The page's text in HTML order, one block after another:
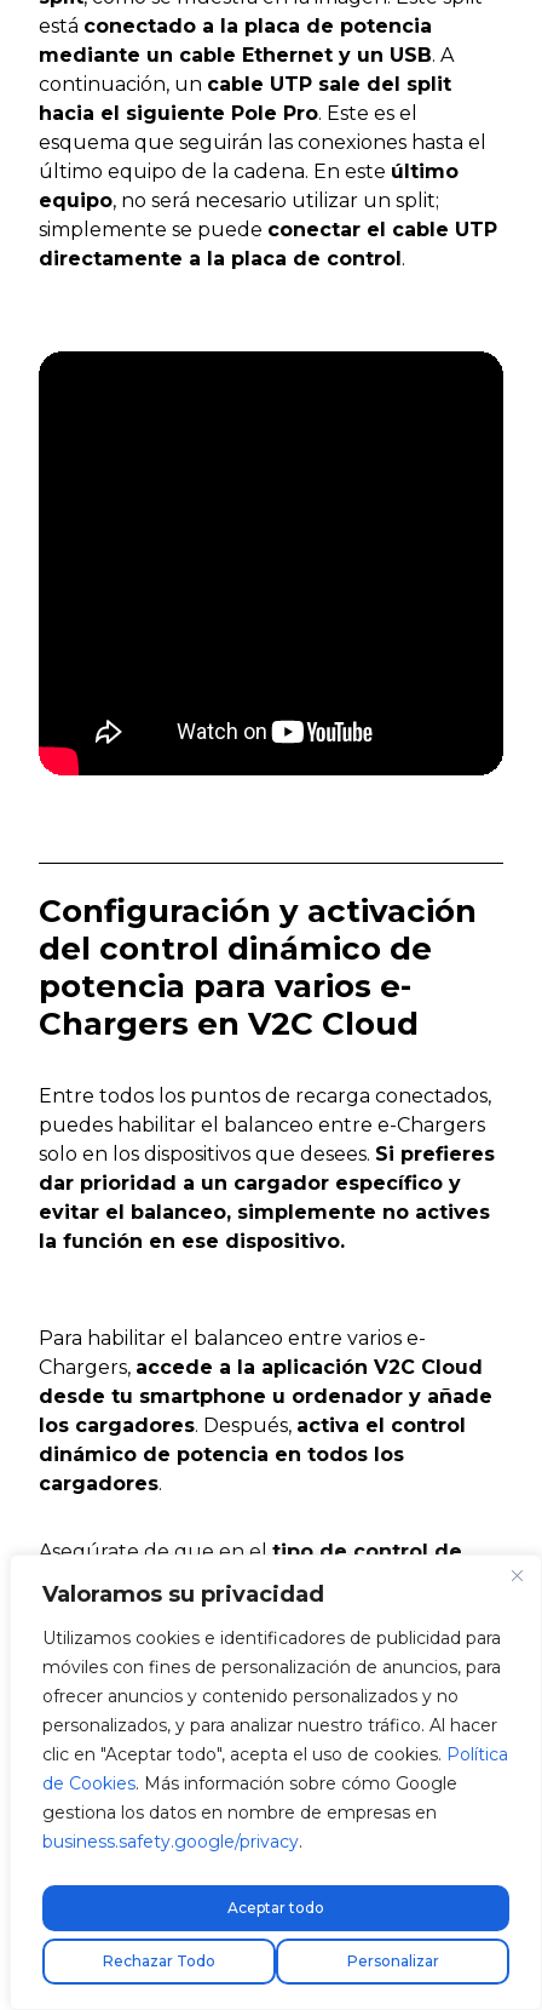
Valoramos su privacidad
Utilizamos cookies e identificadores de publicidad para
móviles con fines de personalización de anuncios, para
ofrecer anuncios y contenido personalizados y no
personalizados, y para analizar nuestro tráfico. Al hacer
clic en "Aceptar todo", acepta el uso de cookies. Política
de Cookies. Más información sobre cómo Google
gestiona los datos en nombre de empresas en
business.safety.google/privacy.
Personalizar
Rechazar Todo
Aceptar todo
está conectado a la placa de potencia
mediante un cable Ethernet y un USB. A
continuación, un cable UTP sale del split
hacia el siguiente Pole Pro. Este es el
esquema que seguirán las conexiones hasta el
último equipo de la cadena. En este último
equipo, no será necesario utilizar un split;
simplemente se puede conectar el cable UTP
directamente a la placa de control.
Configuración y activación
del control dinámico de
potencia para varios e-
Chargers en V2C Cloud
Entre todos los puntos de recarga conectados,
puedes habilitar el balanceo entre e-Chargers
solo en los dispositivos que desees. Si prefieres
dar prioridad a un cargador específico y
evitar el balanceo, simplemente no actives
la función en ese dispositivo.
Para habilitar el balanceo entre varios e-
Chargers, accede a la aplicación V2C Cloud
desde tu smartphone u ordenador y añade
los cargadores. Después, activa el control
dinámico de potencia en todos los
cargadores.
Asegúrate de que en el tipo de control de
potencia
esté seleccionado ‘ Dinámico
Después, selecciona el número de e-Chargers
que vas a balancear, y luego, el modo del e-
Charger: Maestro o Extra.
Una vez activado y configurado el control de
potencia en todos los puntos de recarga,el
Maestro reconocerá automáticamente
todos los cargadores conectados y activos
en la red como‘Extras‘.
Además, cuenta con una función llamada
Listado de dispositivos (extras)’, que
permite ver el listado de todos los equipos
secundarios con los que se comunica, así como
Encuentra tu instalador